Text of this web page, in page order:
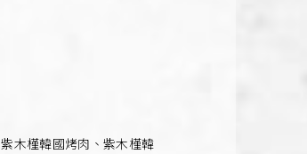
木槿韓國烤肉、紫木槿韓